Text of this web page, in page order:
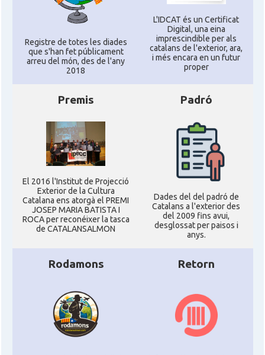
Registre de totes les diades
que s'han fet públicament
arreu del món, des de l'any
2018
L'IDCAT és un Certificat
Digital, una eina
imprescindible per als
catalans de l'exterior, ara,
i més encara en un futur
proper
Premis
El 2016 l'Institut de Projecció
Exterior de la Cultura
Catalana ens atorgà el PREMI
JOSEP MARIA BATISTA I
ROCA per reconéixer la tasca
de CATALANSALMON
Padró
Dades del del padró de
Catalans a l'exterior des
del 2009 fins avui,
desglossat per paisos i
anys.
Rodamons Retorn